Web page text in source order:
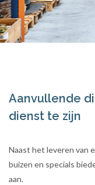
Aanvullende
dienst te zijn
Naast het leveren van
buizen en specials
aan.